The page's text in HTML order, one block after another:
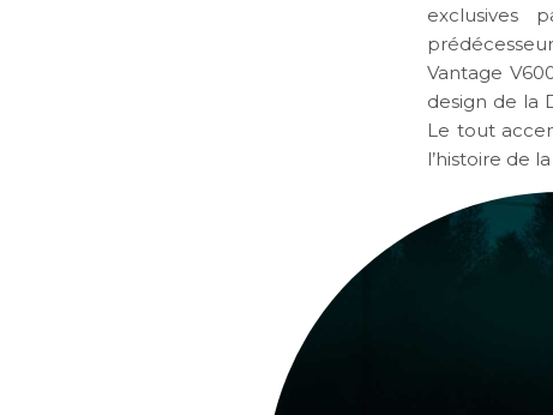
exclusives
Vantage
design de la
Le tout
l’histoire de